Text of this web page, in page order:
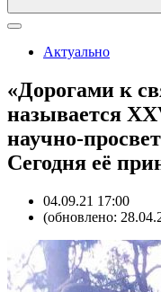
Актуально
«Дорогами к
называется
научно-
Сегодня её
04.09.21 17:00
(обновлено: